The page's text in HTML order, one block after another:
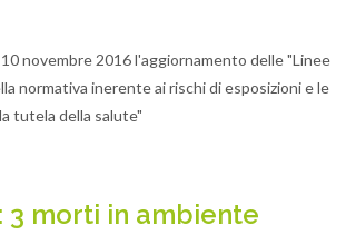
novembre 2016 l'aggiornamento delle "Linee
normativa inerente ai rischi di esposizioni e le
tutela della salute"
3 morti in ambiente